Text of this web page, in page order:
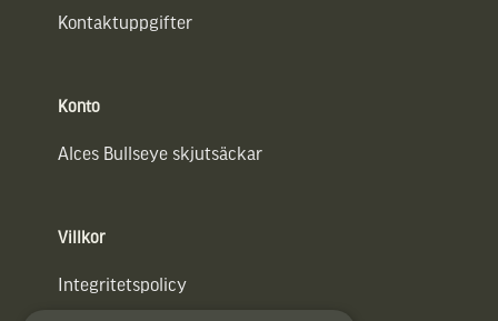
Kontaktuppgifter
Konto
Alces Bullseye skjutsäckar
Villkor
Integritetspolicy